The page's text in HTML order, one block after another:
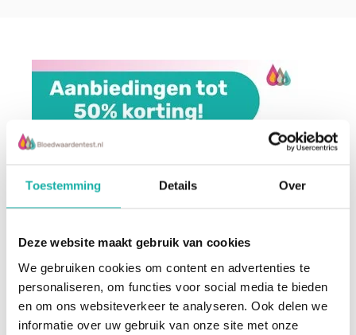
Toestemming Details Over
Deze website maakt gebruik van cookies
We gebruiken cookies om content en advertenties te
personaliseren, om functies voor social media te bieden
en om ons websiteverkeer te analyseren. Ook delen we
informatie over uw gebruik van onze site met onze